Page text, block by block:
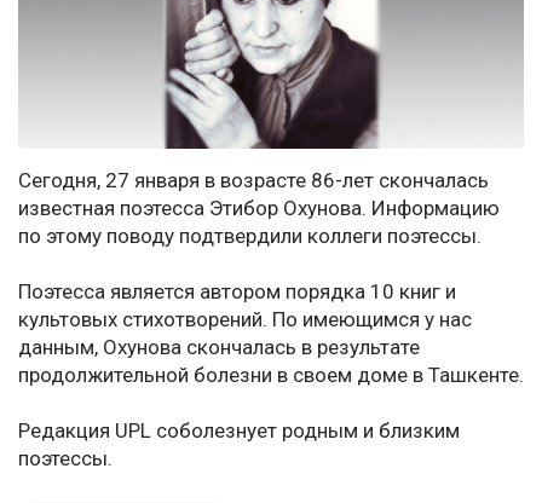
Сегодня, 27 января в возрасте 86-лет скончалась
известная поэтесса Этибор Охунова. Информацию
по этому поводу подтвердили коллеги поэтессы.
Поэтесса является автором порядка 10 книг и
культовых стихотворений. По имеющимся у нас
данным, Охунова скончалась в результате
продолжительной болезни в своем доме в Ташкенте.
Редакция UPL соболезнует родным и близким
поэтессы.